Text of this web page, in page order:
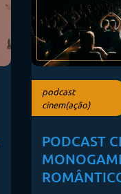
podcast
cinem(ação)
PODCAST